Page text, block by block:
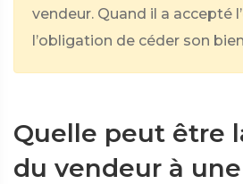
vendeur. Quand il a accepté
l’obligation de céder son
Quelle peut être
du vendeur à